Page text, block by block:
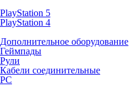
PlayStation 5
PlayStation 4
Дополнительное оборудование
Геймпады
Рули
Кабели соединительные
PC